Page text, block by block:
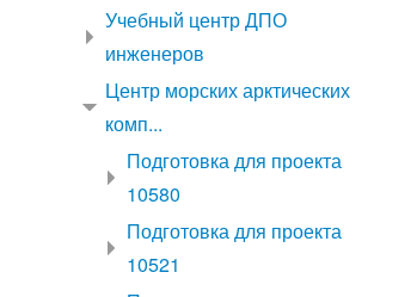
Учебный центр ДПО
инженеров
Центр морских арктических
комп...
Подготовка для проекта
10580
Подготовка для проекта
10521